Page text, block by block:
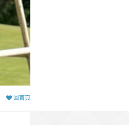
回首頁